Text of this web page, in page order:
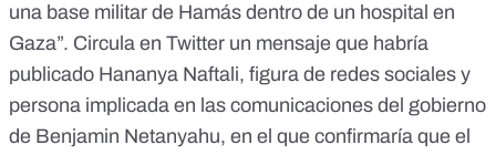
una base militar de Hamás dentro de un hospital en
Gaza”. Circula en Twitter un mensaje que habría
publicado Hananya Naftali, figura de redes sociales y
persona implicada en las comunicaciones del gobierno
de Benjamin Netanyahu, en el que confirmaría que el